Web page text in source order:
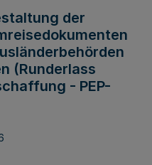
der
(Runderlass
- PEP-